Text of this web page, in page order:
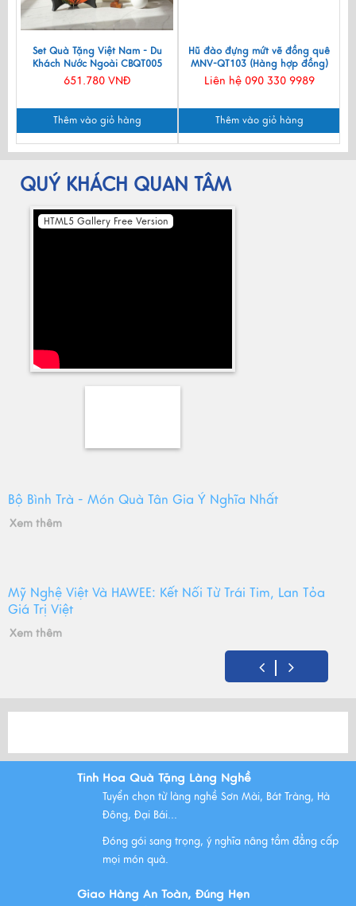
Set Quà Tặng Việt Nam - Du
Khách Nước Ngoài CBQT005
651.780 VNĐ
Thêm vào giỏ hàng
Hũ đào đựng mứt vẽ đồng quê
MNV-QT103 (Hàng hợp đồng)
Liên hệ 090 330 9989
Thêm vào giỏ hàng
QUÝ KHÁCH QUAN TÂM
HTML5 Gallery Free Version
Bộ Bình Trà - Món Quà Tân Gia Ý Nghĩa Nhất
Xem thêm
Mỹ Nghệ Việt Và HAWEE: Kết Nối Từ Trái Tim, Lan Tỏa
Giá Trị Việt
Xem thêm
Bộ Tam Sự Là Gì ? Bộ Tam Sự Có Ý Nghĩa Như Thế Nào
Tinh Hoa Quà Tặng Làng Nghề
Tuyển chọn từ làng nghề Sơn Mài, Bát Tràng, Hà
Đông, Đại Bái...
Đóng gói sang trọng, ý nghĩa nâng tầm đẳng cấp
mọi món quà.
Giao Hàng An Toàn, Đúng Hẹn